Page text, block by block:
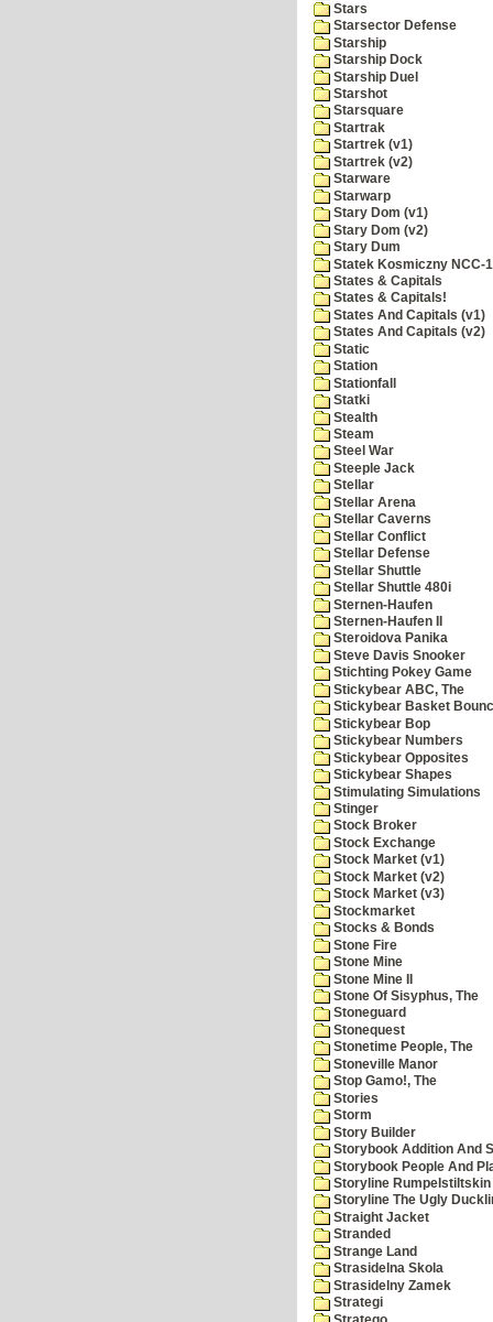
Stars
Starsector Defense
Starship
Starship Dock
Starship Duel
Starshot
Starsquare
Startrak
Startrek (v1)
Startrek (v2)
Starware
Starwarp
Stary Dom (v1)
Stary Dom (v2)
Stary Dum
Statek Kosmiczny NCC-
States & Capitals
States & Capitals!
States And Capitals (v1)
States And Capitals (v2)
Static
Station
Stationfall
Statki
Stealth
Steam
Steel War
Steeple Jack
Stellar
Stellar Arena
Stellar Caverns
Stellar Conflict
Stellar Defense
Stellar Shuttle
Stellar Shuttle 480i
Sternen-Haufen
Sternen-Haufen II
Steroidova Panika
Steve Davis Snooker
Stichting Pokey Game
Stickybear ABC, The
Stickybear Basket
Stickybear Bop
Stickybear Numbers
Stickybear Opposites
Stickybear Shapes
Stimulating Simulations
Stinger
Stock Broker
Stock Exchange
Stock Market (v1)
Stock Market (v2)
Stock Market (v3)
Stockmarket
Stocks & Bonds
Stone Fire
Stone Mine
Stone Mine II
Stone Of Sisyphus, The
Stoneguard
Stonequest
Stonetime People, The
Stoneville Manor
Stop Gamo!, The
Stories
Storm
Story Builder
Storybook Addition And
Storybook People And
Storyline Rumpelstiltskin
Storyline The Ugly
Straight Jacket
Stranded
Strange Land
Strasidelna Skola
Strasidelny Zamek
Strategi
Stratego